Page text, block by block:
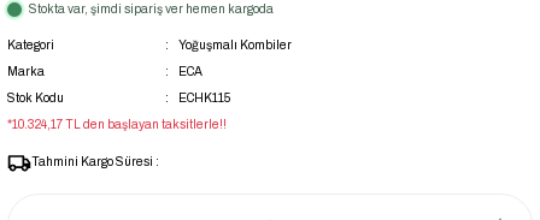
Stokta var, şimdi sipariş ver hemen kargoda
Kategori
Yoğuşmalı Kombiler
Marka
ECA
Stok Kodu
ECHK115
*10.324,17 TL den başlayan taksitlerle!!
Tahmini Kargo Süresi :